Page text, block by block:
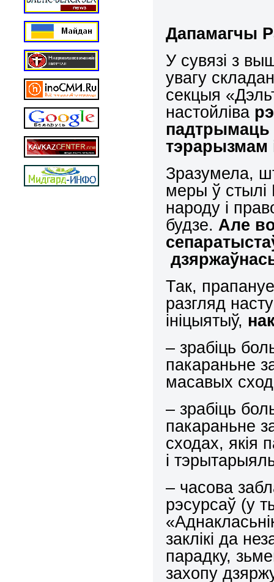
Дапамагчы
У сувязі з
увагу
секцыя
настойліва
падтрымаць
тэрарызмам
Зразумела,
меры ў стылі
народу і
будзе. Але
Так,
разгляд
ініцыятыў,
– зрабіць
пакараньне
масавых
– зрабіць
пакараньне
сходах, якія
і
– часова
рэсурсаў (у
заклікі да
парадку,
захопу